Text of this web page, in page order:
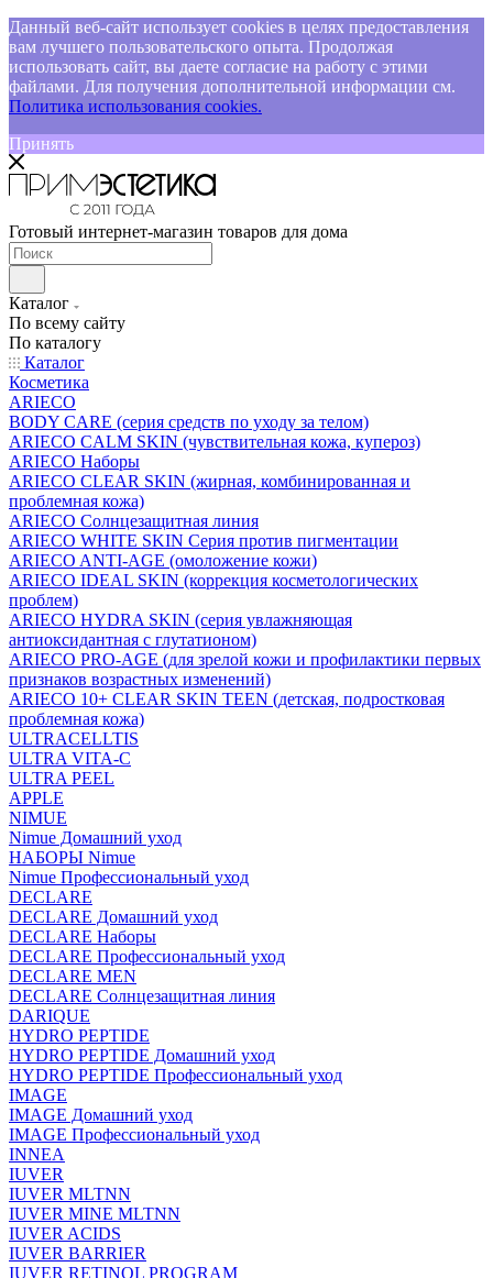
Данный веб-сайт использует cookies в целях предоставления
вам лучшего пользовательского опыта. Продолжая
использовать сайт, вы даете согласие на работу с этими
файлами. Для получения дополнительной информации см.
Политика использования cookies.
Принять
Готовый интернет-магазин товаров для дома
Каталог
По всему сайту
По каталогу
Каталог
Косметика
ARIECO
BODY CARE (серия средств по уходу за телом)
ARIECO CALM SKIN (чувствительная кожа, купероз)
ARIECO Наборы
ARIECO CLEAR SKIN (жирная, комбинированная и
проблемная кожа)
ARIECO Солнцезащитная линия
ARIECO WHITE SKIN Серия против пигментации
ARIECO ANTI-AGE (омоложение кожи)
ARIECO IDEAL SKIN (коррекция косметологических
проблем)
ARIECO HYDRA SKIN (серия увлажняющая
антиоксидантная с глутатионом)
ARIECO PRO-AGE (для зрелой кожи и профилактики первых
признаков возрастных изменений)
ARIECO 10+ CLEAR SKIN TEEN (детская, подростковая
проблемная кожа)
ULTRACELLTIS
ULTRA VITA-C
ULTRA PEEL
APPLE
NIMUE
Nimue Домашний уход
НАБОРЫ Nimue
Nimue Профессиональный уход
DECLARE
DECLARE Домашний уход
DECLARE Наборы
DECLARE Профессиональный уход
DECLARE MEN
DECLARE Солнцезащитная линия
DARIQUE
HYDRO PEPTIDE
HYDRO PEPTIDE Домашний уход
HYDRO PEPTIDE Профессиональный уход
IMAGE
IMAGE Домашний уход
IMAGE Профессиональный уход
INNEA
IUVER
IUVER MLTNN
IUVER MINE MLTNN
IUVER ACIDS
IUVER BARRIER
IUVER RETINOL PROGRAM